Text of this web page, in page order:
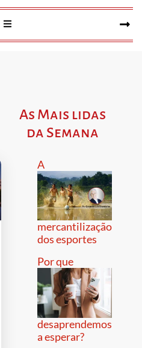
As Mais lidas
da Semana
A
mercantilização
dos esportes
Por que
desaprendemos
a esperar?